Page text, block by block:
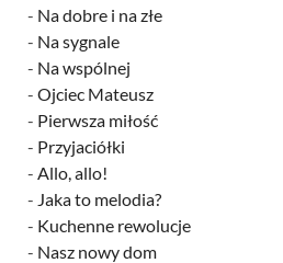
- Na dobre i na złe
- Na sygnale
- Na wspólnej
- Ojciec Mateusz
- Pierwsza miłość
- Przyjaciółki
- Allo, allo!
- Jaka to melodia?
- Kuchenne rewolucje
- Nasz nowy dom